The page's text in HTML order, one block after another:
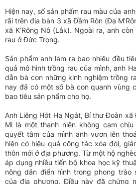
Hiện nay, số sản phẩm rau màu của
rãi trên địa bàn 3 xã Đầm Ròn (Đạ
xã K’Rông Nô (Lắk). Ngoài ra, anh
rau ở Đức Trọng.
Sản phẩm anh làm ra bao nhiêu đều
quả mô hình trồng rau của mình, anh
dẫn bà con những kinh nghiệm trồng
nay đã có một số bà con quanh vùng
bao tiêu sản phẩm cho họ.
Anh Liêng Hót Ha Ngát, Bí thư Đoàn
Mi là một thanh niên không cam
quyết tâm của mình anh vươn lên
hiện có hiệu quả công tác xóa đói,
thôn mới ở địa phương. Từ một hộ
áp dụng nhiều tiến bộ khoa học kỹ
nông dân điển hình trong phong trào
của địa phương. Điều này đã chứng